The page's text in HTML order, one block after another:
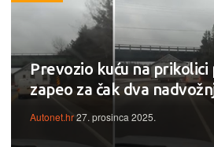
Prevozio kuću na
zapeo za čak dva
Autonet.hr27. prosinca 2025.